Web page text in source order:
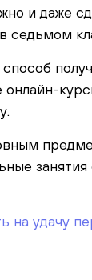
и даже
седьмом
на удачу